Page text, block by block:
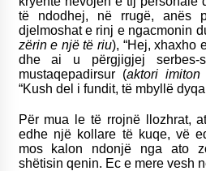
të ndodhej, në rrugë, anës
djelmoshat e rinj e ngacmonin
zërin e një të riu), “Hej, xhaxho
dhe ai u përgjigjej serbes-
mustaqepadirsur (aktori
“Kush del i fundit, të mbyllë
Për mua le të rrojnë llozhrat,
edhe një kollare të kuqe, vë
mos kalon ndonjë nga ato
shëtisin qenin. Ec e mere vesh